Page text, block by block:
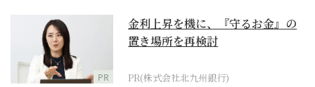
PR
金利上昇を機に、『守るお金』の
置き場所を再検討
PR(株式会社北九州銀行)